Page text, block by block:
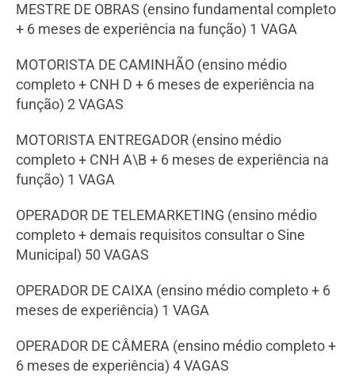
MESTRE DE OBRAS (ensino fundamental completo
+ 6 meses de experiência na função) 1 VAGA
MOTORISTA DE CAMINHÃO (ensino médio
completo + CNH D + 6 meses de experiência na
função) 2 VAGAS
MOTORISTA ENTREGADOR (ensino médio
completo + CNH A\B + 6 meses de experiência na
função) 1 VAGA
OPERADOR DE TELEMARKETING (ensino médio
completo + demais requisitos consultar o Sine
Municipal) 50 VAGAS
OPERADOR DE CAIXA (ensino médio completo + 6
meses de experiência) 1 VAGA
OPERADOR DE CÂMERA (ensino médio completo +
6 meses de experiência) 4 VAGAS